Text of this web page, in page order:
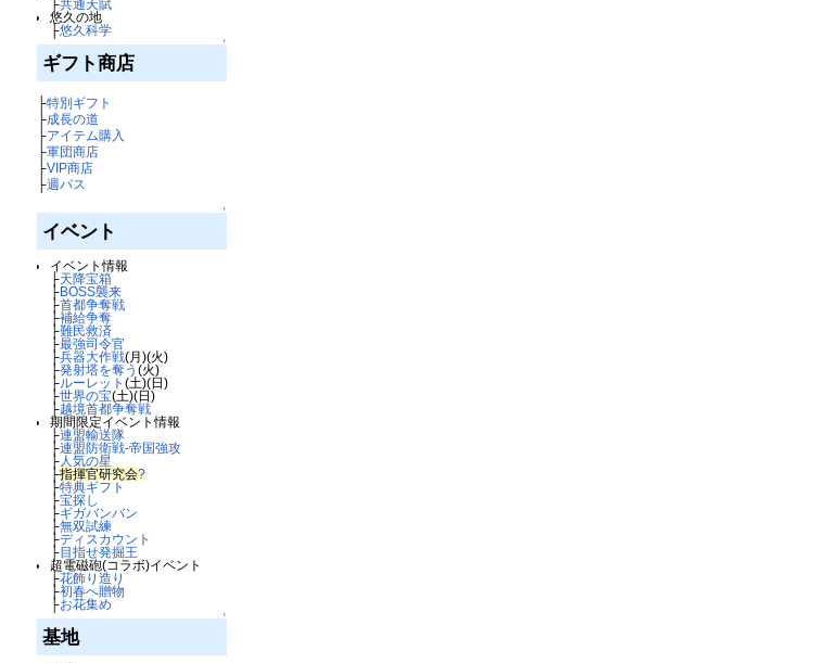
├共通天賦
悠久の地
├悠久科学
↑
ギフト商店
├特別ギフト
├成長の道
├アイテム購入
├軍団商店
├VIP商店
├週パス
↑
イベント
イベント情報
├天降宝箱
├BOSS襲来
├首都争奪戦
├補給争奪
├難民救済
├最強司令官
├兵器大作戦(月)(火)
├発射塔を奪う (火)
├ルーレット (土)(日)
├世界の宝(土)(日)
├越境首都争奪戦
期間限定イベント情報
├連盟輸送隊
├連盟防衛戦-帝国強攻
├人気の星
├指揮官研究会?
├特典ギフト
├宝探し
├ギガバンバン
├無双試練
├ディスカウント
├目指せ発掘王
超電磁砲(コラボ)イベント
├花飾り造り
├初春へ贈物
├お花集め
↑
基地